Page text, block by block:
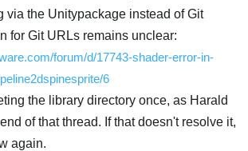
via the Unitypackage instead of Git
for Git URLs remains unclear:
forum/d/17743-shader-error-in-
6
the library directory once, as Harald
of that thread. If that doesn't resolve it,
again.